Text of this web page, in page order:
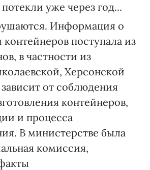
уже через год...
Информация о
поступала из
в частности из
Херсонской
от соблюдения
контейнеров,
и процесса
В министерстве была
комиссия,